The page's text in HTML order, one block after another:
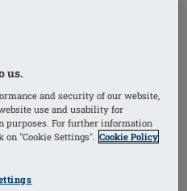
us.
and security of our website,
use and usability for
purposes. For further information
on "Cookie Settings". Cookie Policy